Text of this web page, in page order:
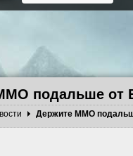
подальше от